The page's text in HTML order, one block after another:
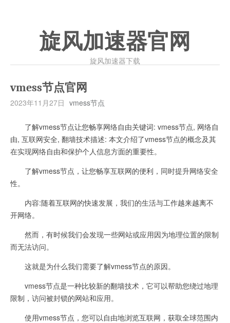
旋风加速器官网
旋风加速器下载
vmess节点官网
2023年11月27日 vmess节点
了解vmess节点让您畅享网络自由关键词: vmess节点, 网络自
由, 互联网安全, 翻墙技术描述: 本文介绍了vmess节点的概念及其
在实现网络自由和保护个人信息方面的重要性。
了解vmess节点，让您畅享互联网的便利，同时提升网络安全
性。
内容:随着互联网的快速发展，我们的生活与工作越来越离不
开网络。
然而，有时候我们会发现一些网站或应用因为地理位置的限制
而无法访问。
这就是为什么我们需要了解vmess节点的原因。
vmess节点是一种比较新的翻墙技术，它可以帮助您绕过地理
限制，访问被封锁的网站和应用。
使用vmess节点，您可以自由地浏览互联网，获取全球范围内